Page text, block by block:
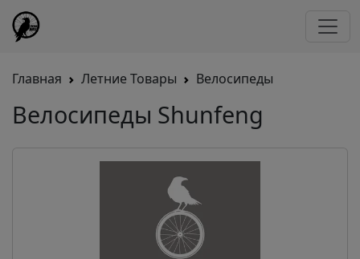
Главная Летние Товары Велосипеды
Велосипеды Shunfeng